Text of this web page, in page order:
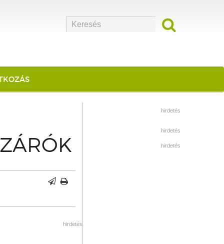
hirdetés
hirdetés
hirdetés
hirdetés